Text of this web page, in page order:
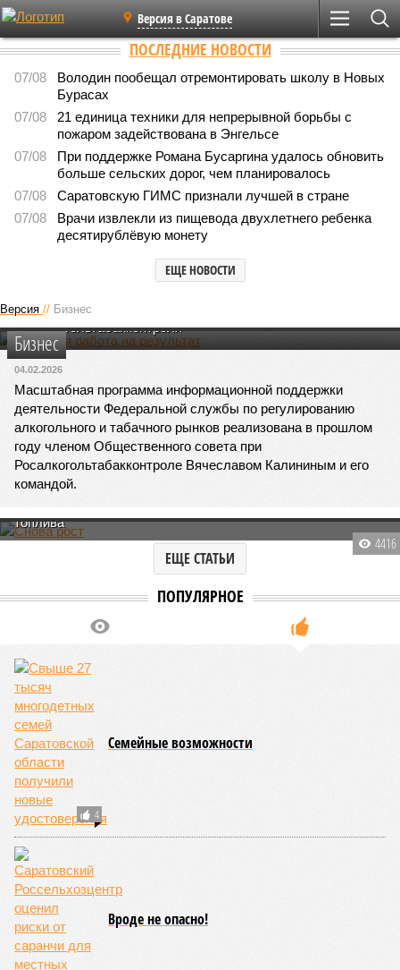
Версия в Саратове
ПОСЛЕДНИЕ НОВОСТИ
07/08
Володин пообещал отремонтировать школу в Новых
Бурасах
07/08
21 единица техники для непрерывной борьбы с
пожаром задействована в Энгельсе
07/08
При поддержке Романа Бусаргина удалось обновить
больше сельских дорог, чем планировалось
07/08
Саратовскую ГИМС признали лучшей в стране
07/08
Врачи извлекли из пищевода двухлетнего ребенка
десятирублёвую монету
ЕЩЕ НОВОСТИ
Версия // Бизнес
Бизнес
Активная работа на результат
Вячеслав Калинин обеспечил системную поддержку
Росалкогольтабакконтроля
04.02.2026
Масштабная программа информационной поддержки
деятельности Федеральной службы по регулированию
алкогольного и табачного рынков реализована в прошлом
году членом Общественного совета при
Росалкогольтабакконтроле Вячеславом Калининым и его
командой.
Снова рост
топлива
4416
ЕЩЕ СТАТЬИ
ПОПУЛЯРНОЕ
4
Семейные возможности
Вроде не опасно!